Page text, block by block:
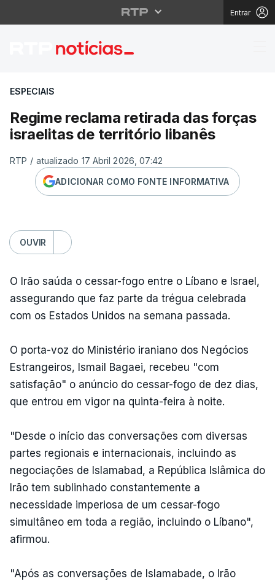
Entrar
Regime reclama
ESPECIAIS
Regime reclama retirada das forças
israelitas de território libanês
RTP / atualizado 17 Abril 2026, 07:42
ADICIONAR COMO FONTE INFORMATIVA
OUVIR
O Irão saúda o cessar-fogo entre o Líbano e Israel,
assegurando que faz parte da trégua celebrada
com os Estados Unidos na semana passada.
O porta-voz do Ministério iraniano dos Negócios
Estrangeiros, Ismail Bagaei, recebeu "com
satisfação" o anúncio do cessar-fogo de dez dias,
que entrou em vigor na quinta-feira à noite.
"Desde o início das conversações com diversas
partes regionais e internacionais, incluindo as
negociações de Islamabad, a República Islâmica do
Irão tem sublinhado constantemente a
necessidade imperiosa de um cessar-fogo
simultâneo em toda a região, incluindo o Líbano",
afirmou.
"Após as conversações de Islamabade, o Irão